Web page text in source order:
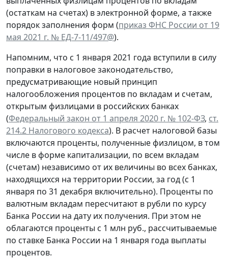
(остаткам на счетах) в электронной форме, а также
порядок заполнения форм (приказ ФНС России от 19
мая 2021 г. № ЕД-7-11/497@).
Напомним, что с 1 января 2021 года вступили в силу
поправки в налоговое законодательство,
предусматривающие новый принцип
налогообложения процентов по вкладам и счетам,
открытым физлицами в российских банках
(Федеральный закон от 1 апреля 2020 г. № 102-ФЗ, ст.
214.2 Налогового кодекса). В расчет налоговой базы
включаются проценты, полученные физлицом, в том
числе в форме капитализации, по всем вкладам
(счетам) независимо от их величины во всех банках,
находящихся на территории России, за год (с 1
января по 31 декабря включительно). Проценты по
валютным вкладам пересчитают в рубли по курсу
Банка России на дату их получения. При этом не
облагаются проценты с 1 млн руб., рассчитываемые
по ставке Банка России на 1 января года выплаты
процентов.